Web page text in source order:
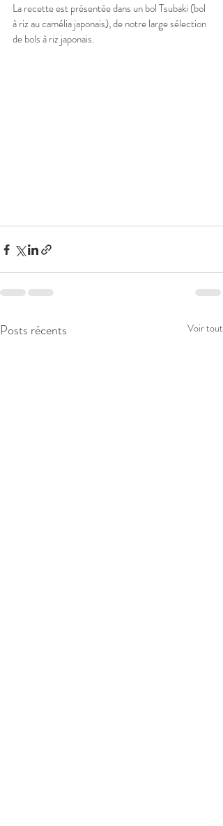
La recette est présentée dans un bol Tsubaki (bol
à riz au camélia japonais), de notre large sélection
de bols à riz japonais.
Posts récents Voir tout